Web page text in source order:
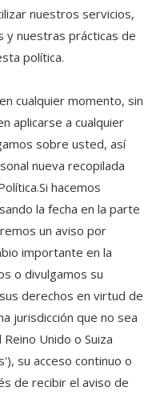
nuestros servicios,
y nuestras prácticas de
política.
cualquier momento, sin
aplicarse a cualquier
sobre usted, así
nueva recopilada
hacemos
la fecha en la parte
un aviso por
importante en la
o divulgamos su
derechos en virtud de
jurisdicción que no sea
Unido o Suiza
su acceso continuo o
de recibir el aviso de